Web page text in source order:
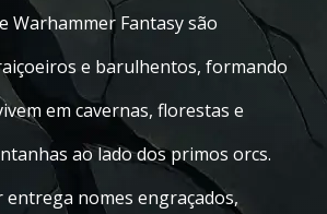
Warhammer Fantasy são
e barulhentos, formando
em cavernas, florestas e
ao lado dos primos orcs.
entrega nomes engraçados,